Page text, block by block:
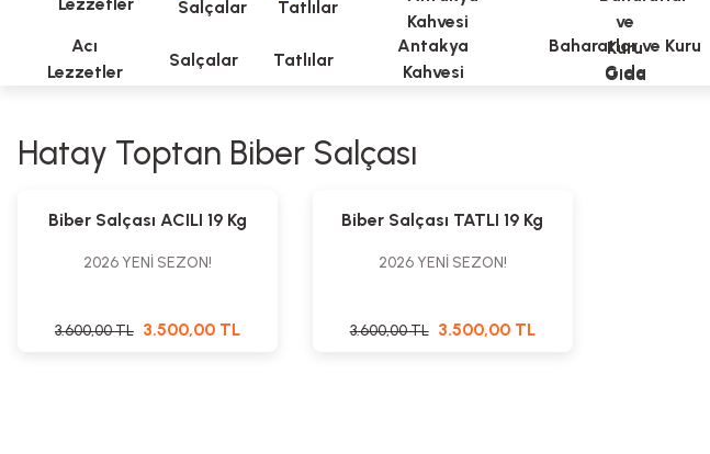
Acı
Lezzetler
Salçalar Tatlılar
Antakya
Kahvesi
Baharatlar ve Kuru
Gıda
Hatay Toptan Biber Salçası
%3Biber Salçası ACILI 19 Kg
2026 YENİ SEZON!
3.600,00 TL 3.500,00 TL
%3Biber Salçası TATLI 19 Kg
2026 YENİ SEZON!
3.600,00 TL 3.500,00 TL